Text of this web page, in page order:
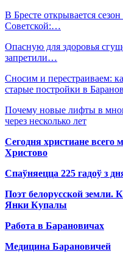
В Бресте открывается
Советской:…
Опасную для здоровья
запретили…
Сносим и перестраиваем:
старые постройки в
Почему новые лифты в
через несколько лет
Сегодня христиане всего
Христово
Спаўняецца 225 гадоў з
Поэт белорусской земли.
Янки Купалы
Работа в Барановичах
Медицина Барановичей